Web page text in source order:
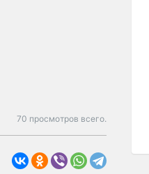
70 просмотров всего.